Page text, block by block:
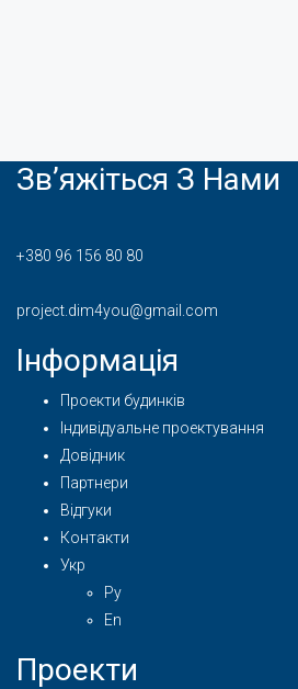
Зв’яжіться З Нами
+380 96 156 80 80
project.dim4you@gmail.com
Інформація
Проекти будинків
Індивідуальне проектування
Довідник
Партнери
Відгуки
Контакти
Укр
Ру
En
Проекти